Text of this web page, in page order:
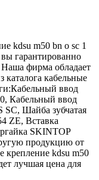
kdsu m50 bn o sc 1
гарантированно
фирма обладает
каталога кабельные
ввод
Кабельный ввод
Шайба зубчатая
ZE, Вставка
SKINTOP
продукцию от
крепление kdsu m50
лучшая цена для